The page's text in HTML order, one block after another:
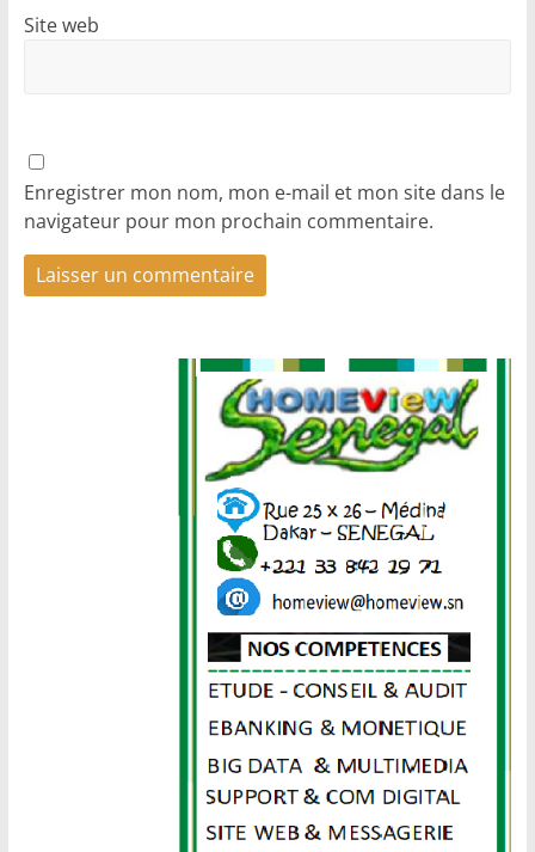
Site web
Enregistrer mon nom, mon e-mail et mon site dans le
navigateur pour mon prochain commentaire.